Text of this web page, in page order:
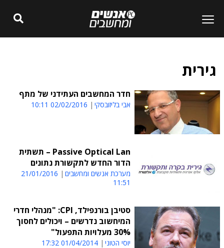
גירית
חדר המחשבים העתידני של מתף
אבי בליזובסקי 02/02/2016 10:11
Passive Optical Lan – תשתית
הדור החדש לתקשורת נתונים
מערכת אנשים ומחשבים
21/01/2016
11:51
סטיבן בורנפילד, CPI: "מנהלי חדרי
המיחשוב נדרשים – ויכולים לחסוך
30% מעלויות התפעול"
יוסי הטוני 01/04/2014 17:32